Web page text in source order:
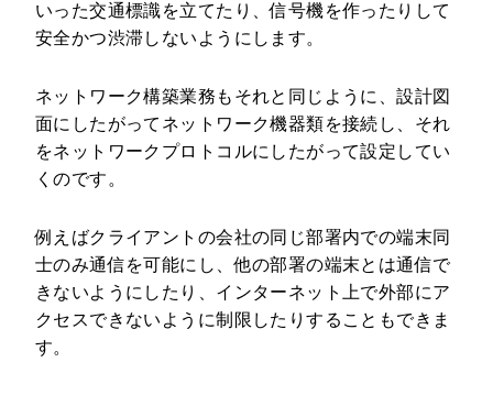
いった交通標識を立てたり、信号機を作ったりして
安全かつ渋滞しないようにします。
ネットワーク構築業務もそれと同じように、設計図
面にしたがってネットワーク機器類を接続し、それ
をネットワークプロトコルにしたがって設定してい
くのです。
例えばクライアントの会社の同じ部署内での端末同
士のみ通信を可能にし、他の部署の端末とは通信で
きないようにしたり、インターネット上で外部にア
クセスできないように制限したりすることもできま
す。